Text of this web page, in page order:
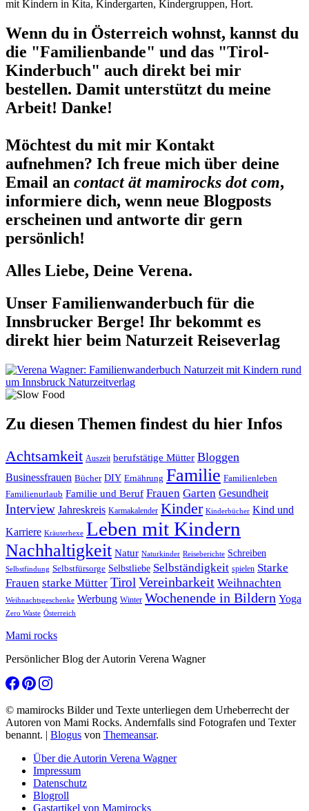
mit Kindern in Kita, Kindergarten, Kindergruppen, Hort.
Wenn du in Österreich wohnst, kannst du
die "Familienbande" und das "Tirol-
Kinderbuch" auch direkt bei mir
bestellen. Damit unterstützt du meine
Arbeit! Danke!
Möchtest du mit mir Kontakt
aufnehmen? Ich freue mich über deine
Email an contact ät mamirocks dot com,
informiere dich, wenn neue Blogposts
erscheinen und antworte dir gern
persönlich!
Alles Liebe, Deine Verena.
Unser Familienwanderbuch für die
Innsbrucker Berge! Ihr bekommt es
direkt hier beim Naturzeit Reiseverlag
Zu diesen Themen findest du hier Infos
Achtsamkeit Auszeit berufstätige Mütter Bloggen
Businessfrauen Bücher DIY Ernährung Familie Familienleben
Familienurlaub Familie und Beruf Frauen Garten Gesundheit
Interview Jahreskreis Karmakalender Kinder Kinderbücher Kind und
Karriere Kräuterhexe Leben mit Kindern
Nachhaltigkeit Natur Naturkinder Reiseberichte Schreiben
Selbstfindung Selbstfürsorge Selbstliebe Selbständigkeit spielen Starke
Frauen starke Mütter Tirol Vereinbarkeit Weihnachten
Weihnachtsgeschenke Werbung Winter Wochenende in Bildern Yoga
Zero Waste Österreich
Mami rocks
Persönlicher Blog der Autorin Verena Wagner
© mamirocks Bilder und Texte unterliegen dem Urheberrecht der
Autoren von Mami Rocks. Andernfalls sind Fotografen und Texter
benannt. | Blogus von Themeansar.
Über die Autorin Verena Wagner
Impressum
Datenschutz
Blogroll
Gastartikel von Mamirocks